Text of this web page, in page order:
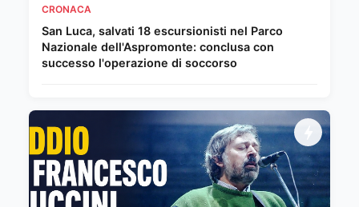
CRONACA
San Luca, salvati 18 escursionisti nel Parco
Nazionale dell'Aspromonte: conclusa con
successo l'operazione di soccorso